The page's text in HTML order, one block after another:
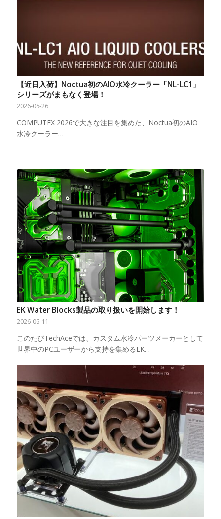
【近日入荷】Noctua初のAIO水冷クーラー「NL-LC1」
シリーズがまもなく登場！
2026-06-26
COMPUTEX 2026で大きな注目を集めた、Noctua初のAIO
水冷クーラー…
EK Water Blocks製品の取り扱いを開始します！
2026-06-11
このたびTechAceでは、カスタム水冷パーツメーカーとして
世界中のPCユーザーから支持を集めるEK…